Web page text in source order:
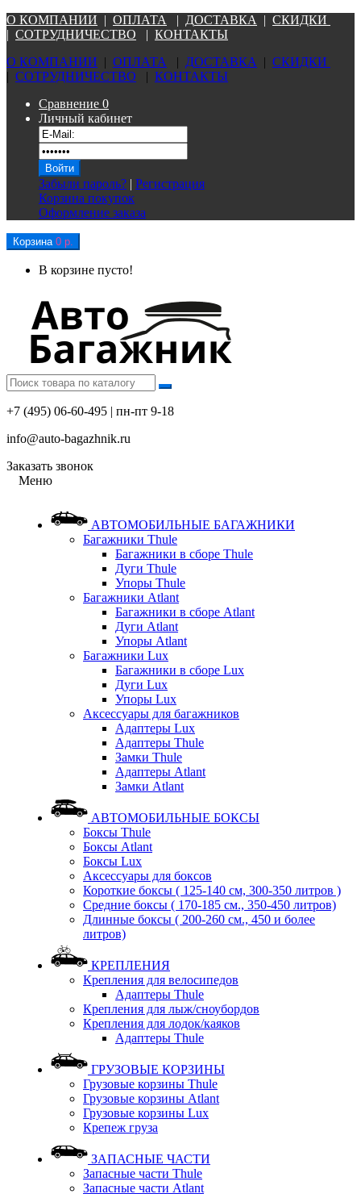
О КОМПАНИИ | ОПЛАТА | ДОСТАВКА | СКИДКИ
| СОТРУДНИЧЕСТВО | КОНТАКТЫ
О КОМПАНИИ | ОПЛАТА | ДОСТАВКА | СКИДКИ
| СОТРУДНИЧЕСТВО | КОНТАКТЫ
Сравнение 0
Личный кабинет
Забыли пароль? | Регистрация
Корзина покупок
Оформление заказа
Корзина 0 р.
В корзине пусто!
+7 (495) 06-60-495 | пн-пт 9-18
info@auto-bagazhnik.ru
Заказать звонок
Меню
АВТОМОБИЛЬНЫЕ БАГАЖНИКИ
Багажники Thule
Багажники в сборе Thule
Дуги Thule
Упоры Thule
Багажники Atlant
Багажники в сборе Atlant
Дуги Atlant
Упоры Atlant
Багажники Lux
Багажники в сборе Lux
Дуги Lux
Упоры Lux
Аксессуары для багажников
Адаптеры Lux
Адаптеры Thule
Замки Thule
Адаптеры Atlant
Замки Atlant
АВТОМОБИЛЬНЫЕ БОКСЫ
Боксы Thule
Боксы Atlant
Боксы Lux
Аксессуары для боксов
Короткие боксы ( 125-140 см, 300-350 литров )
Средние боксы ( 170-185 см., 350-450 литров)
Длинные боксы ( 200-260 см., 450 и более
литров)
КРЕПЛЕНИЯ
Крепления для велосипедов
Адаптеры Thule
Крепления для лыж/сноубордов
Крепления для лодок/каяков
Адаптеры Thule
ГРУЗОВЫЕ КОРЗИНЫ
Грузовые корзины Thule
Грузовые корзины Atlant
Грузовые корзины Lux
Крепеж груза
ЗАПАСНЫЕ ЧАСТИ
Запасные части Thule
Запасные части Atlant